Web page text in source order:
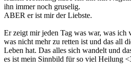
ihn immer noch gruselig.
ABER er ist mir der Liebste.
Er zeigt mir jeden Tag was war, was ich
was nicht mehr zu retten ist und das all
Leben hat. Das alles sich wandelt und
es ist mein Sinnbild für so viel Heilung